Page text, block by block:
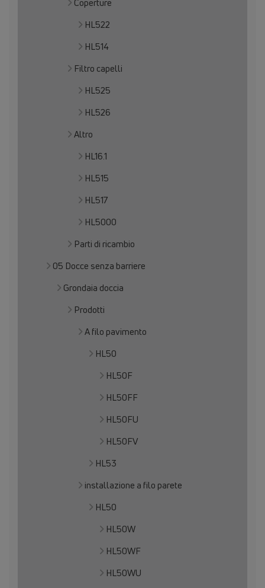
Coperture
HL522
HL514
Filtro capelli
HL525
HL526
Altro
HL16.1
HL515
HL517
HL5000
Parti di ricambio
05 Docce senza barriere
Grondaia doccia
Prodotti
A filo pavimento
HL50
HL50F
HL50FF
HL50FU
HL50FV
HL53
installazione a filo parete
HL50
HL50W
HL50WF
HL50WU